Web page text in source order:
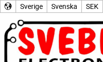
Sverige Svenska SEK